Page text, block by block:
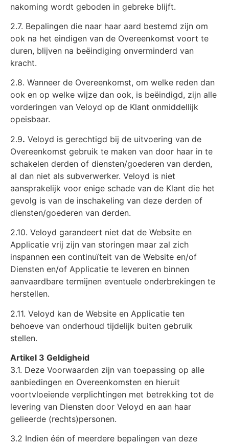
nakoming wordt geboden in gebreke blijft.
2.7. Bepalingen die naar haar aard bestemd zijn om
ook na het eindigen van de Overeenkomst voort te
duren, blijven na beëindiging onverminderd van
kracht.
2.8. Wanneer de Overeenkomst, om welke reden dan
ook en op welke wijze dan ook, is beëindigd, zijn alle
vorderingen van Veloyd op de Klant onmiddellijk
opeisbaar.
2.9. Veloyd is gerechtigd bij de uitvoering van de
Overeenkomst gebruik te maken van door haar in te
schakelen derden of diensten/goederen van derden,
al dan niet als subverwerker. Veloyd is niet
aansprakelijk voor enige schade van de Klant die het
gevolg is van de inschakeling van deze derden of
diensten/goederen van derden.
2.10. Veloyd garandeert niet dat de Website en
Applicatie vrij zijn van storingen maar zal zich
inspannen een continuïteit van de Website en/of
Diensten en/of Applicatie te leveren en binnen
aanvaardbare termijnen eventuele onderbrekingen te
herstellen.
2.11. Veloyd kan de Website en Applicatie ten
behoeve van onderhoud tijdelijk buiten gebruik
stellen.
Artikel 3 Geldigheid
3.1. Deze Voorwaarden zijn van toepassing op alle
aanbiedingen en Overeenkomsten en hieruit
voortvloeiende verplichtingen met betrekking tot de
levering van Diensten door Veloyd en aan haar
gelieerde (rechts)personen.
3.2 Indien één of meerdere bepalingen van deze